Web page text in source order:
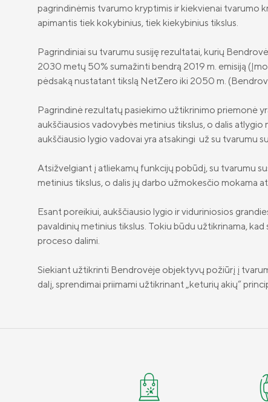
pagrindinėmis tvarumo kryptimis ir kiekvienai tvarumo
apimantis tiek kokybinius, tiek kiekybinius tikslus.
Pagrindiniai su tvarumu susiję rezultatai, kurių
2030 metų 50% sumažinti bendrą 2019 m. emisiją
pėdsaką nustatant tikslą NetZero iki 2050 m.
Pagrindinė rezultatų pasiekimo užtikrinimo priemonė
aukščiausios vadovybės metinius tikslus, o dalis
aukščiausio lygio vadovai yra atsakingi už su tvarumu
Atsižvelgiant į atliekamų funkcijų pobūdį, su tvarumu
metinius tikslus, o dalis jų darbo užmokesčio mokama
Esant poreikiui, aukščiausio lygio ir viduriniosios
pavaldinių metinius tikslus. Tokiu būdu užtikrinama,
proceso dalimi.
Siekiant užtikrinti Bendrovėje objektyvų požiūrį į
dalį, sprendimai priimami užtikrinant „keturių akių“